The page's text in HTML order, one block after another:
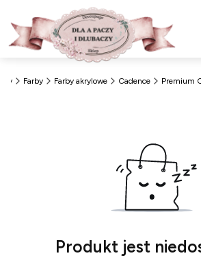
Farby Farby akrylowe Cadence Premium
Produkt jest